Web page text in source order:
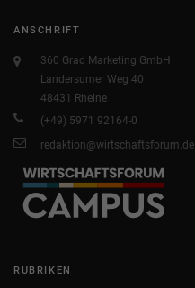
ANSCHRIFT
360 Grad Marketing GmbH
Landersumer Weg 40
48431 Rheine
(+49) 5971 92164-0
redaktion@wirtschaftsforum.de
RUBRIKEN